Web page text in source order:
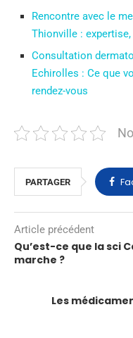
Rencontre avec le
Thionville :
Consultation
Echirolles : Ce que
rendez-vous
PARTAGER
Article précédent
Qu’est-ce que la sci
marche ?
Les